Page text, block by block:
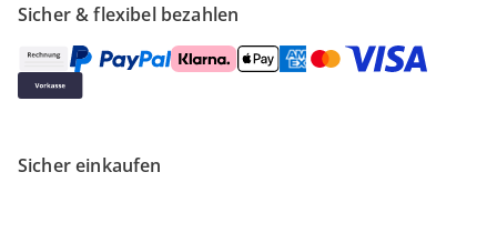
Sicher & flexibel bezahlen
Sicher einkaufen